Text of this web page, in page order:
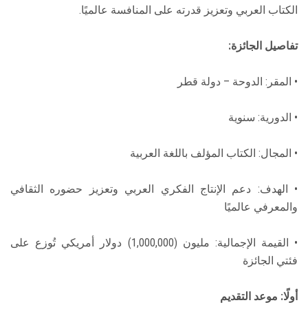
الكتاب العربي وتعزيز قدرته على المنافسة عالميًا.
تفاصيل الجائزة:
• المقر: الدوحة – دولة قطر
• الدورية: سنوية
• المجال: الكتاب المؤلف باللغة العربية
• الهدف: دعم الإنتاج الفكري العربي وتعزيز حضوره الثقافي
والمعرفي عالميًا
• القيمة الإجمالية: مليون (1,000,000) دولار أمريكي تُوزع على
فئتي الجائزة
أولًا: موعد التقديم